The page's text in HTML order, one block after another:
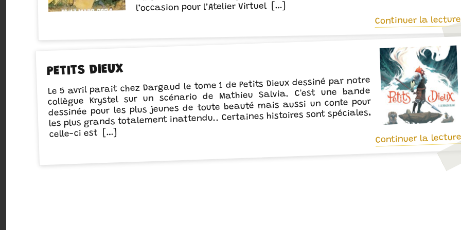
l’occasion pour l’Atelier Virtuel […]
Continuer la lecture
PETITS DIEUX
Le 5 avril parait chez Dargaud le tome 1 de Petits Dieux dessiné par notre
collègue Krystel sur un scénario de Mathieu Salvia. C'est une bande
dessinée pour les plus jeunes de toute beauté mais aussi un conte pour
les plus grands totalement inattendu.. Certaines histoires sont spéciales,
celle-ci est […] Continuer la